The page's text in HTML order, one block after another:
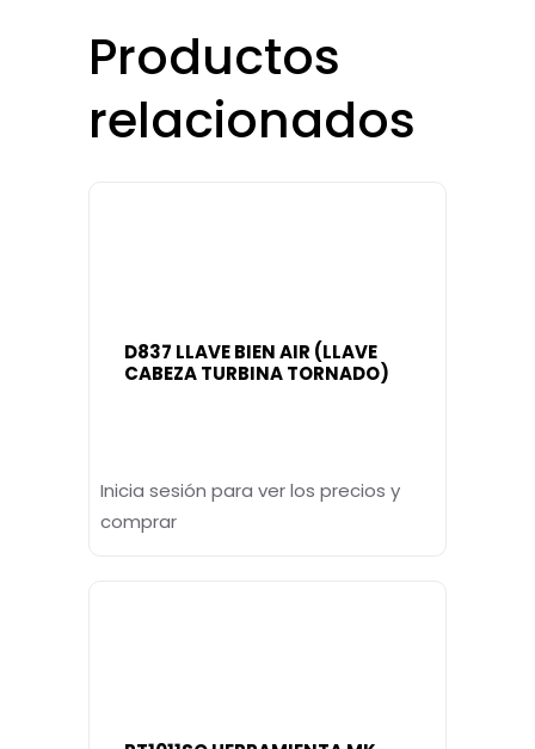
Productos
relacionados
D837 LLAVE BIEN AIR (LLAVE
CABEZA TURBINA TORNADO)
Inicia sesión para ver los precios y
comprar